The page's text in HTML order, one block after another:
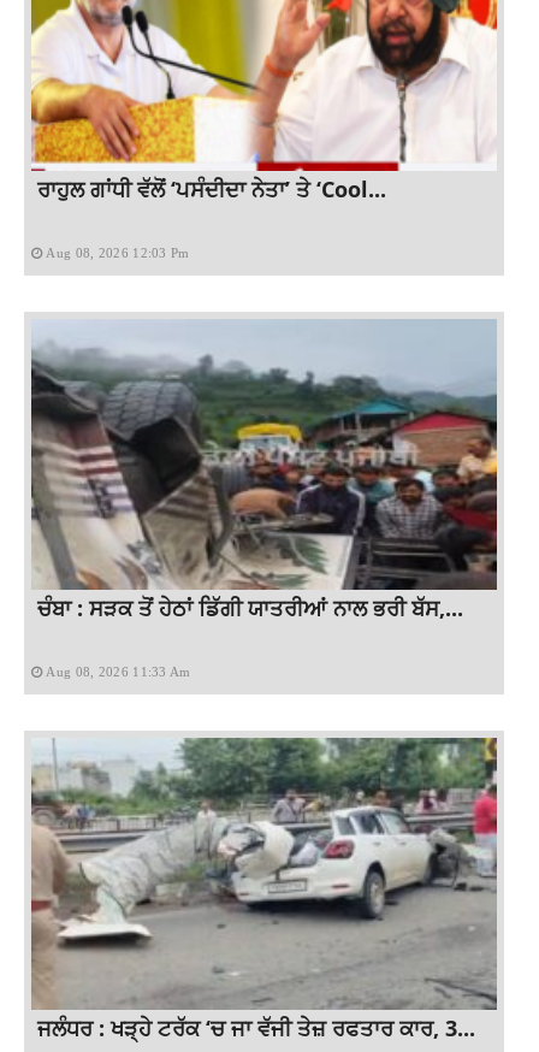
ਰਾਹੁਲ ਗਾਂਧੀ ਵੱਲੋਂ ‘ਪਸੰਦੀਦਾ ਨੇਤਾ’ ਤੇ ‘Cool...
Aug 08, 2026 12:03 Pm
ਚੰਬਾ : ਸੜਕ ਤੋਂ ਹੇਠਾਂ ਡਿੱਗੀ ਯਾਤਰੀਆਂ ਨਾਲ ਭਰੀ ਬੱਸ,...
Aug 08, 2026 11:33 Am
ਜਲੰਧਰ : ਖੜ੍ਹੇ ਟਰੱਕ ‘ਚ ਜਾ ਵੱਜੀ ਤੇਜ਼ ਰਫਤਾਰ ਕਾਰ, 3...